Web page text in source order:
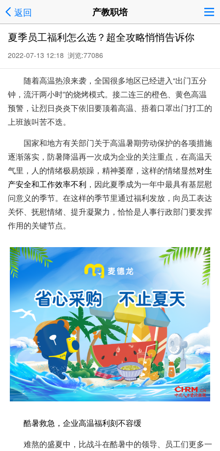
返回 产教职培
夏季员工福利怎么选？超全攻略悄悄告诉你
2022-07-13 12:18 浏览:77086
随着高温热浪来袭 ，全国很多地区已经进入“出门五分
钟， 流汗两小时”的烧烤模式。 接二连三的橙色、黄色高温
预警，让烈日炎炎下依旧要顶着高温、 捂着口罩出门打工的
上班族叫苦不迭。
国家和地方有关部门关于高温暑期劳动保护的各项措施
逐渐落实，防暑降温再一次成为企业的关注重点，在高温天
气里，人的情绪极易烦躁，精神萎靡，这样的情绪显然对生
产安全和工作效率不利 ，因此夏季成为一年中最具有基层慰
问意义的季节。在这样的季节里通过福利发放，向员工表达
关怀、抚慰情绪、提升凝聚力，恰恰是人事行政部门要发挥
作用的关键节点。
酷暑救急，企业高温福利刻不容缓
难熬的盛夏中，比战斗在酷暑中的领导、员工们更多一